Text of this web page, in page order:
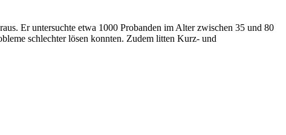
Er untersuchte etwa 1000 Probanden im Alter zwischen 35 und 80
schlechter lösen konnten. Zudem litten Kurz- und